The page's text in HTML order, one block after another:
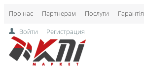
Про нас Партнерам Послуги Гарантія
Войти Регистрация